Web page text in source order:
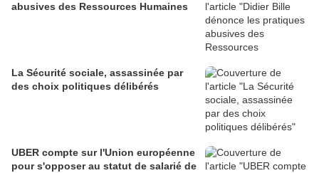
abusives des Ressources Humaines
La Sécurité sociale, assassinée par
des choix politiques délibérés
UBER compte sur l'Union européenne
pour s'opposer au statut de salarié de